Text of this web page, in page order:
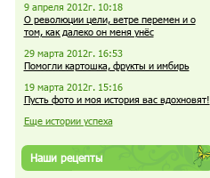
9 апреля 2012г. 10:18
О революции цели, ветре перемен и о
том, как далеко он меня унёс
29 марта 2012г. 16:53
Помогли картошка, фрукты и имбирь
19 марта 2012г. 15:16
Пусть фото и моя история вас вдохновят!
Еще истории успеха
Наши рецепты